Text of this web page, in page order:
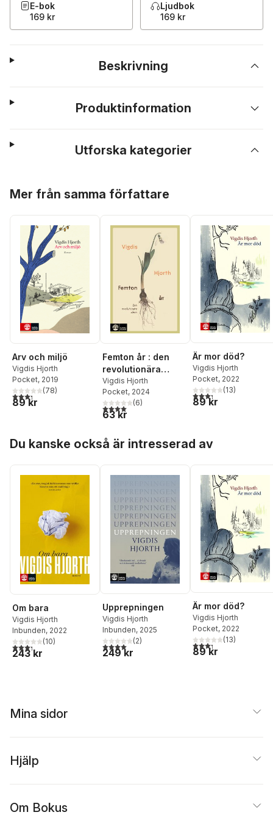
E-bok
169 kr
Ljudbok
169 kr
Beskrivning
Produktinformation
Utforska kategorier
Mer från samma författare
Arv och miljö
Vigdis Hjorth
Pocket, 2019
3,3utav 5 stjärnor. Totalt antal röster:
(78)
89 kr
Femton år : den
revolutionära
våren
Vigdis Hjorth
Pocket, 2024
4,0utav 5 stjärnor. Totalt antal röster:
(6)
63 kr
Är mor död?
Vigdis Hjorth
Pocket, 2022
3,3utav 5 stjärnor.
(13)
89 kr
Du kanske också är intresserad av
Om bara
Vigdis Hjorth
Inbunden, 2022
3,3utav 5 stjärnor. Totalt antal röster:
(10)
243 kr
Upprepningen
Vigdis Hjorth
Inbunden, 2025
4,0utav 5 stjärnor. Totalt antal röster:
(2)
249 kr
Är mor död?
Vigdis Hjorth
Pocket, 2022
3,3utav 5 stjärnor.
(13)
89 kr
Mina sidor
Hjälp
Om Bokus